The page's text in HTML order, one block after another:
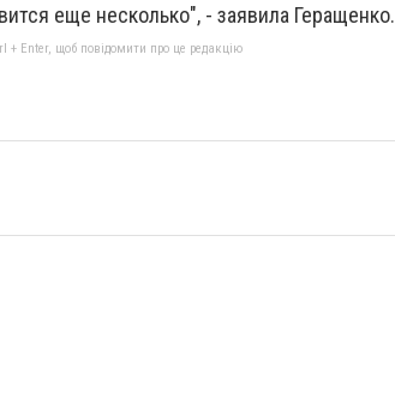
еще несколько", - заявила Геращенко.
+ Enter, щоб повідомити про це редакцію